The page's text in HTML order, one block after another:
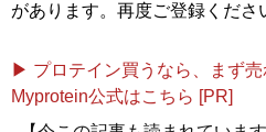
があります。再度ご登録くださ
▶ プロテイン買うなら、まず売
Myprotein公式はこちら [PR]